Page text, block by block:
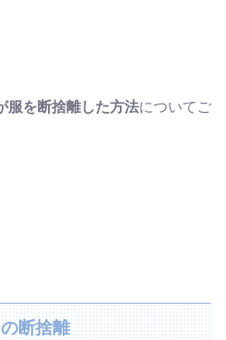
服を断捨離した方法についてご
断捨離